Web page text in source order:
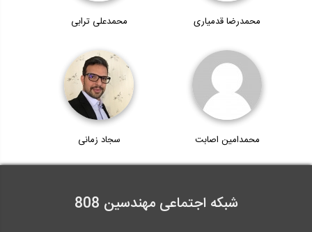
محمدرضا قدمیاری محمدعلی ترابی
محمدامین اصابت سجاد زمانی
شبکه اجتماعی مهندسین 808